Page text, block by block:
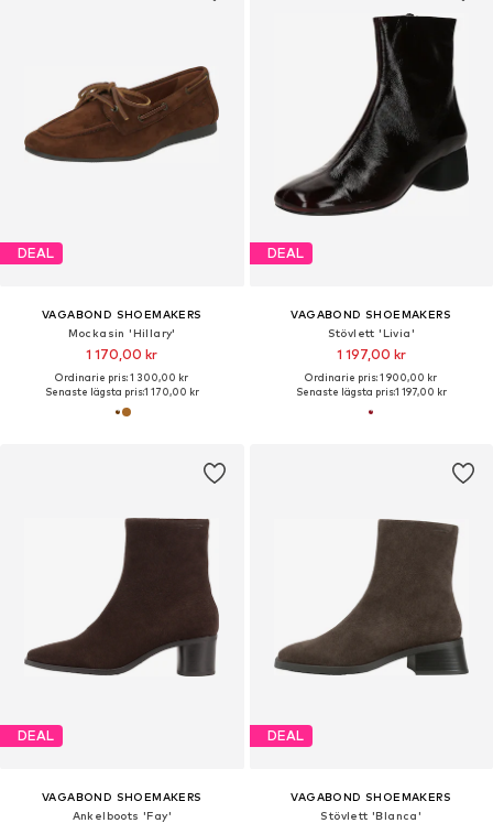
DEAL
VAGABOND SHOEMAKERS
Mockasin 'Hillary'
1 170,00 kr
Ordinarie pris: 1 300,00 kr
Senaste lägsta pris:1 170,00 kr
DEAL
VAGABOND SHOEMAKERS
Stövlett 'Livia'
1 197,00 kr
Ordinarie pris: 1 900,00 kr
Senaste lägsta pris:1 197,00 kr
DEAL
VAGABOND SHOEMAKERS
Ankelboots 'Fay'
DEAL
VAGABOND SHOEMAKERS
Stövlett 'Blanca'